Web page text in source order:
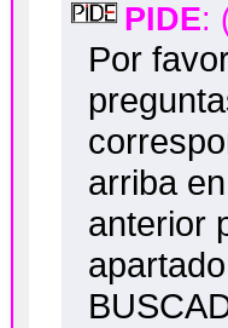
PIDE:
Por
arriba
anterior